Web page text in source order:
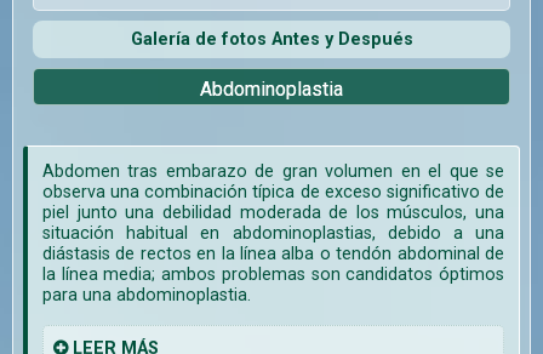
Galería de fotos Antes y Después
Abdominoplastia
Abdomen tras embarazo de gran volumen en el que se
observa una combinación típica de exceso significativo de
piel junto una debilidad moderada de los músculos, una
situación habitual en abdominoplastias, debido a una
diástasis de rectos en la línea alba o tendón abdominal de
la línea media; ambos problemas son candidatos óptimos
para una abdominoplastia.
LEER MÁS